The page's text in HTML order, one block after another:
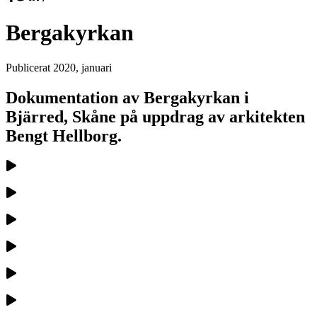
Bergakyrkan
Publicerat 2020, januari
Dokumentation av Bergakyrkan i
Bjärred, Skåne på uppdrag av arkitekten
Bengt Hellborg.